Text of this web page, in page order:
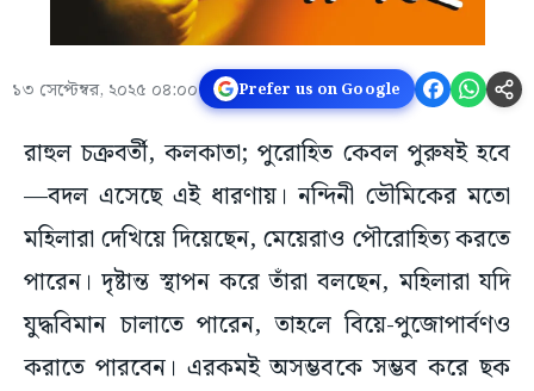
১৩ সেপ্টেম্বর, ২০২৫ ০৪:০০ Prefer us on Google
রাহুল চক্রবর্তী, কলকাতা; পুরোহিত কেবল পুরুষই হবে
—বদল এসেছে এই ধারণায়। নন্দিনী ভৌমিকের মতো
মহিলারা দেখিয়ে দিয়েছেন, মেয়েরাও পৌরোহিত্য করতে
পারেন। দৃষ্টান্ত স্থাপন করে তাঁরা বলছেন, মহিলারা যদি
যুদ্ধবিমান চালাতে পারেন, তাহলে বিয়ে-পুজোপার্বণও
করাতে পারবেন। এরকমই অসম্ভবকে সম্ভব করে ছক